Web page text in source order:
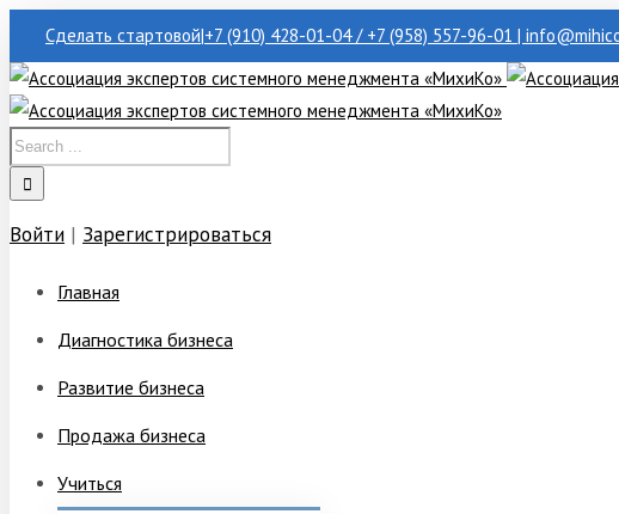
Сделать стартовой|+7 (910) 428-01-04 / +7 (958) 557-96-01 |
Войти | Зарегистрироваться
Главная
Диагностика бизнеса
Развитие бизнеса
Продажа бизнеса
Учиться